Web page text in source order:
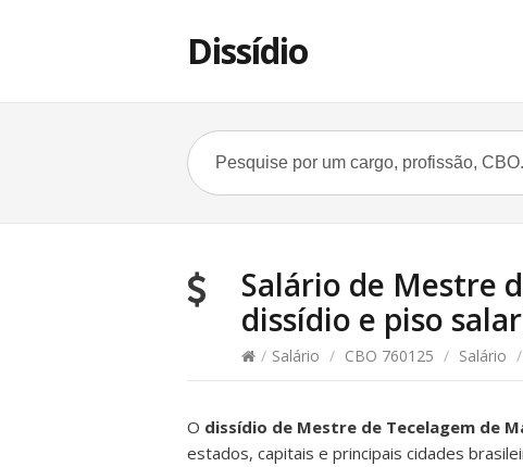
Dissídio
Salário de Mestre
dissídio e piso
/ Salário / CBO 760125 / Salário /
O dissídio de Mestre de Tecelagem de
estados, capitais e principais cidades